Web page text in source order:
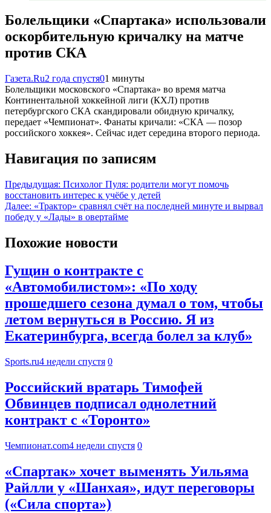
Болельщики «Спартака» использовали
оскорбительную кричалку на матче
против СКА
Газета.Ru2 года спустя01 минуты
Болельщики московского «Спартака» во время матча
Континентальной хоккейной лиги (КХЛ) против
петербургского СКА скандировали обидную кричалку,
передает «Чемпионат». Фанаты кричали: «СКА — позор
российского хоккея». Сейчас идет середина второго периода.
Навигация по записям
Предыдущая: Психолог Пуля: родители могут помочь
восстановить интерес к учёбе у детей
Далее: «Трактор» сравнял счёт на последней минуте и вырвал
победу у «Лады» в овертайме
Похожие новости
Гущин о контракте с
«Автомобилистом»: «По ходу
прошедшего сезона думал о том, чтобы
летом вернуться в Россию. Я из
Екатеринбурга, всегда болел за клуб»
Sports.ru4 недели спустя 0
Российский вратарь Тимофей
Обвинцев подписал однолетний
контракт с «Торонто»
Чемпионат.com4 недели спустя 0
«Спартак» хочет выменять Уильяма
Райлли у «Шанхая», идут переговоры
(«Сила спорта»)